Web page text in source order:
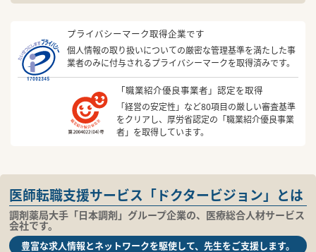
プライバシーマーク取得企業です
個人情報の取り扱いについての厳密な管理基準を満たした事
業者のみに付与されるプライバシーマークを取得済みです。
「職業紹介優良事業者」認定を取得
「経営の安定性」など80項目の厳しい審査基準
をクリアし、厚労省認定の「職業紹介優良事業
者」を取得しています。
医師転職支援サービス「ドクタービジョン」とは
調剤薬局大手「日本調剤」グループ企業の、医療総合人材サービス
会社です。
豊富な求人情報とネットワークを駆使して、先生をご支援します。